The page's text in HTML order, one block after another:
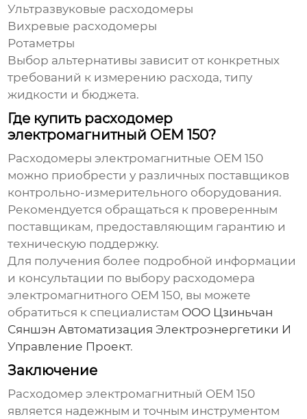
Ультразвуковые расходомеры
Вихревые расходомеры
Ротаметры
Выбор альтернативы зависит от конкретных
требований к измерению расхода, типу
жидкости и бюджета.
Где купить расходомер
электромагнитный OEM 150?
Расходомеры электромагнитные OEM 150
можно приобрести у различных поставщиков
контрольно-измерительного оборудования.
Рекомендуется обращаться к проверенным
поставщикам, предоставляющим гарантию и
техническую поддержку.
Для получения более подробной информации
и консультации по выбору расходомера
электромагнитного OEM 150, вы можете
обратиться к специалистам ООО Цзиньчан
Сяншэн Автоматизация Электроэнергетики И
Управление Проект.
Заключение
Расходомер электромагнитный OEM 150
является надежным и точным инструментом